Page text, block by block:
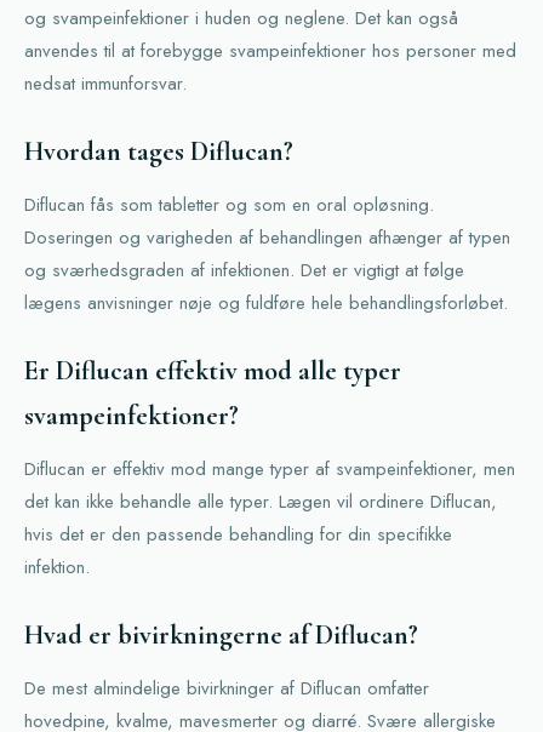
og svampeinfektioner i huden og neglene. Det kan også
anvendes til at forebygge svampeinfektioner hos personer med
nedsat immunforsvar.
Hvordan tages Diflucan?
Diflucan fås som tabletter og som en oral opløsning.
Doseringen og varigheden af behandlingen afhænger af typen
og sværhedsgraden af ​​infektionen. Det er vigtigt at følge
lægens anvisninger nøje og fuldføre hele behandlingsforløbet.
Er Diflucan effektiv mod alle typer
svampeinfektioner?
Diflucan er effektiv mod mange typer af svampeinfektioner, men
det kan ikke behandle alle typer. Lægen vil ordinere Diflucan,
hvis det er den passende behandling for din specifikke
infektion.
Hvad er bivirkningerne af Diflucan?
De mest almindelige bivirkninger af Diflucan omfatter
hovedpine, kvalme, mavesmerter og diarré. Svære allergiske